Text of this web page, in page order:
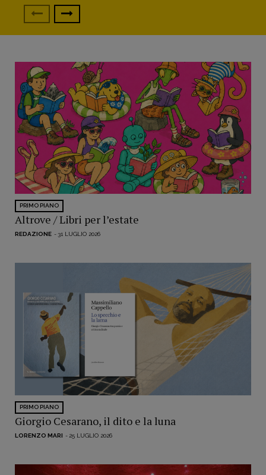
Recensioni
Primo Piano
Interviste
RUBRICHE
Archeologie del
presente
Fumetti
Libro & Film
Pulp for kids
12 dicembre
Blade Runner 40
Editoria
Intelligenza Artificiale
Maestri sommersi
Pasolini 1922-2022
Psichedelia
Scienza
Stranimondi
Valerio Evangelisti
PRIMO PIANO
Altrove / Libri per l’estate
REDAZIONE - 31 LUGLIO 2026
PRIMO PIANO
Giorgio Cesarano, il dito e la luna
LORENZO MARI - 25 LUGLIO 2026